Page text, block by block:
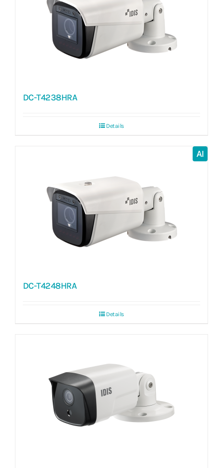
DC-T4238HRA
Details
AI
DC-T4248HRA
Details